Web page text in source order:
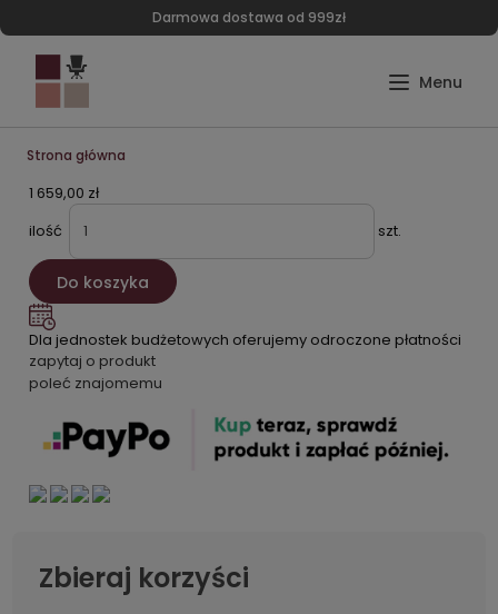
Darmowa dostawa od 999zł
Strona główna
1 659,00 zł
ilość
szt.
Do koszyka
Dla jednostek budżetowych oferujemy odroczone płatności
zapytaj o produkt
poleć znajomemu
Zbieraj korzyści